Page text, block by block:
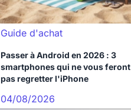
Guide d'achat
Passer à Android en 2026 : 3
smartphones qui ne vous feront
pas regretter l'iPhone
04/08/2026